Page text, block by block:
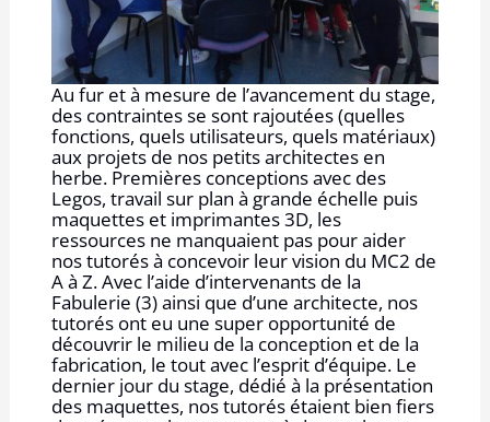
Au fur et à mesure de l’avancement du stage,
des contraintes se sont rajoutées (quelles
fonctions, quels utilisateurs, quels matériaux)
aux projets de nos petits architectes en
herbe. Premières conceptions avec des
Legos, travail sur plan à grande échelle puis
maquettes et imprimantes 3D, les
ressources ne manquaient pas pour aider
nos tutorés à concevoir leur vision du MC2 de
A à Z. Avec l’aide d’intervenants de la
Fabulerie (3) ainsi que d’une architecte, nos
tutorés ont eu une super opportunité de
découvrir le milieu de la conception et de la
fabrication, le tout avec l’esprit d’équipe. Le
dernier jour du stage, dédié à la présentation
des maquettes, nos tutorés étaient bien fiers